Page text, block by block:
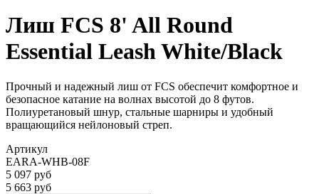
Лиш FCS 8' All Round
Essential Leash White/Black
Прочный и надежный лиш от FCS обеспечит комфортное и
безопасное катание на волнах высотой до 8 футов.
Полиуретановый шнур, стальные шарниры и удобный
вращающийся нейлоновый стреп.
Артикул
EARA-WHB-08F
5 097 руб
5 663 руб